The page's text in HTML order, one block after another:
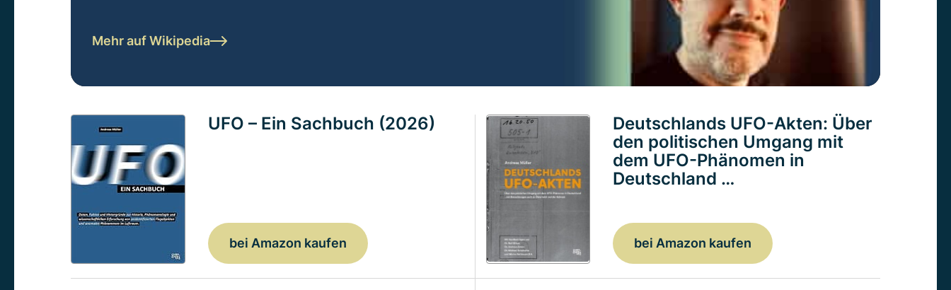
Mehr auf Wikipedia
UFO – Ein Sachbuch (2026)
bei Amazon kaufen
Deutschlands UFO-Akten: Über
den politischen Umgang mit
dem UFO-Phänomen in
Deutschland …
bei Amazon kaufen